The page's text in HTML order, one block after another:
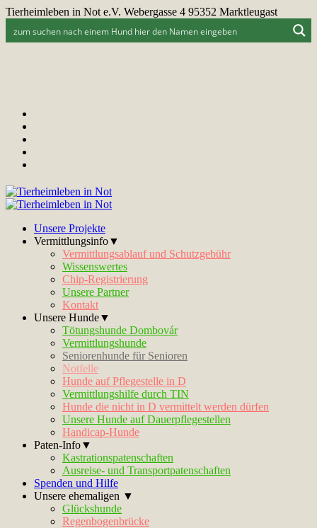
Tierheimleben in Not e.V. Webergasse 4 95352 Marktleugast
Unsere Projekte
Vermittlungsinfo▼
Vermittlungsablauf und Schutzgebühr
Wissenswertes
Chip-Registrierung
Unsere Partner
Kontakt
Unsere Hunde▼
Tötungshunde Dombovár
Vermittlungshunde
Seniorenhunde für Senioren
Notfelle
Hunde auf Pflegestelle in D
Vermittlungshilfe durch TIN
Hunde die nicht in D vermittelt werden dürfen
Unsere Hunde auf Dauerpflegestellen
Handicap-Hunde
Paten-Info▼
Kastrationspatenschaften
Ausreise- und Transportpatenschaften
Spenden und Hilfe
Unsere ehemaligen ▼
Glückshunde
Regenbogenbrücke